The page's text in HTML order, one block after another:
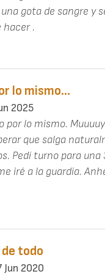
gota de sangre y
hacer .
lo mismo…
2025
por lo mismo.
que salga
Pedí turno para una
iré a la guardia.
todo
Jun 2020